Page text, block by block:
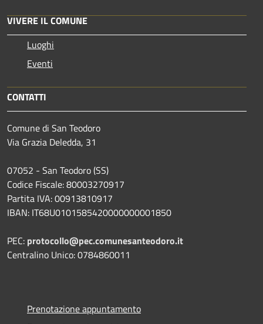
VIVERE IL COMUNE
Luoghi
Eventi
CONTATTI
Comune di San Teodoro
Via Grazia Deledda, 31
07052 - San Teodoro (SS)
Codice Fiscale: 80003270917
Partita IVA: 00913810917
IBAN: IT68U0101585420000000001850
PEC: protocollo@pec.comunesanteodoro.it
Centralino Unico: 0784860011
Prenotazione appuntamento